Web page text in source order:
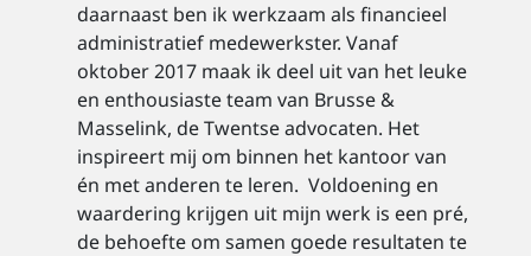
daarnaast ben ik werkzaam als financieel
administratief medewerkster. Vanaf
oktober 2017 maak ik deel uit van het leuke
en enthousiaste team van Brusse &
Masselink, de Twentse advocaten. Het
inspireert mij om binnen het kantoor van
én met anderen te leren. Voldoening en
waardering krijgen uit mijn werk is een pré,
de behoefte om samen goede resultaten te